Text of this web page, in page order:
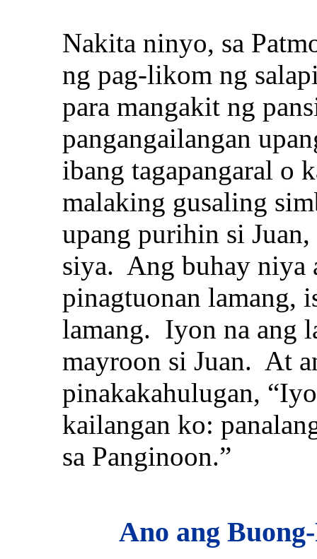
Nakita ninyo, sa
ng pag-likom ng
para mangakit ng
pangangailangan
ibang tagapangaral o
malaking gusaling
upang purihin si
siya. Ang buhay niya
pinagtuonan lamang,
lamang. Iyon na ang
mayroon si Juan. At
pinakakahulugan,
kailangan ko:
sa Panginoon.”
Ano ang